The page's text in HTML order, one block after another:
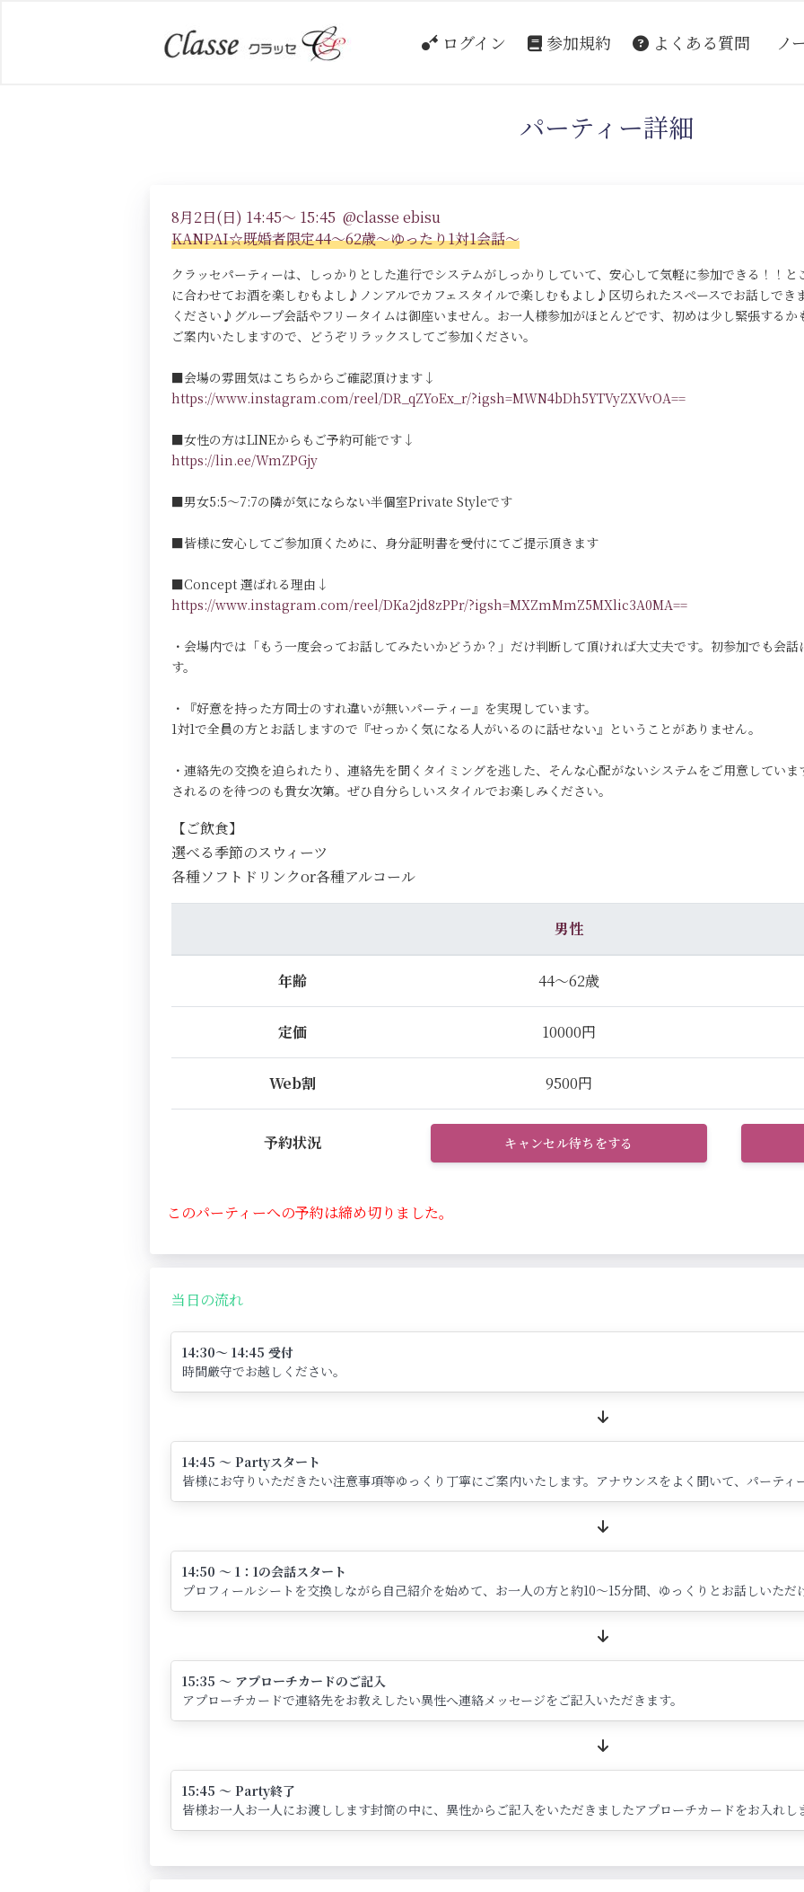
ログイン 参加規約 よくある質問 ノ
パーティー詳細
8月2日(日) 14:45～ 15:45 @classe ebisu
KANPAI☆既婚者限定44～62歳～ゆったり1対1会話～
クラッセパーティーは、しっかりとした進行でシステムがしっかりしていて、安心して気軽に参加できる！！
に合わせてお酒を楽しむもよし♪ノンアルでカフェスタイルで楽しむもよし♪区切られたスペースでお話しでき
ください♪グループ会話やフリータイムは御座いません。お一人様参加がほとんどです、初めは少し緊張する
ご案内いたしますので、どうぞリラックスしてご参加ください。
■会場の雰囲気はこちらからご確認頂けます↓
https://www.instagram.com/reel/DR_qZYoEx_r/?igsh=MWN4bDh5YTVyZXVvOA==
■女性の方はLINEからもご予約可能です↓
https://lin.ee/WmZPGjy
■男女5:5～7:7の隣が気にならない半個室Private Styleです
■皆様に安心してご参加頂くために、身分証明書を受付にてご提示頂きます
■Concept 選ばれる理由↓
https://www.instagram.com/reel/DKa2jd8zPPr/?igsh=MXZmMmZ5MXlic3A0MA==
・会場内では「もう一度会ってお話してみたいかどうか？」だけ判断して頂ければ大丈夫です。初参加でも会
す。
・『好意を持った方同士のすれ違いが無いパーティー』を実現しています。
1対1で全員の方とお話しますので『せっかく気になる人がいるのに話せない』ということがありません。
・連絡先の交換を迫られたり、連絡先を聞くタイミングを逃した、そんな心配がないシステムをご用意してい
されるのを待つのも貴女次第。ぜひ自分らしいスタイルでお楽しみください。
【ご飲食】
選べる季節のスウィーツ
各種ソフトドリンクor各種アルコール
男性
年齢 44～62歳
定価 10000円
Web割 9500円
予約状況 キャンセル待ちをする
このパーティーへの予約は締め切りました。
当日の流れ
14:30～ 14:45 受付
時間厳守でお越しください。
14:45 ～ Partyスタート
皆様にお守りいただきたい注意事項等ゆっくり丁寧にご案内いたします。アナウンスをよく聞いて、パーティ
14:50 ～ 1：1の会話スタート
プロフィールシートを交換しながら自己紹介を始めて、お一人の方と約10～15分間、ゆっくりとお話しいただ
15:35 ～ アプローチカードのご記入
アプローチカードで連絡先をお教えしたい異性へ連絡メッセージをご記入いただきます。
15:45 ～ Party終了
皆様お一人お一人にお渡しします封筒の中に、異性からご記入をいただきましたアプローチカードをお入れし